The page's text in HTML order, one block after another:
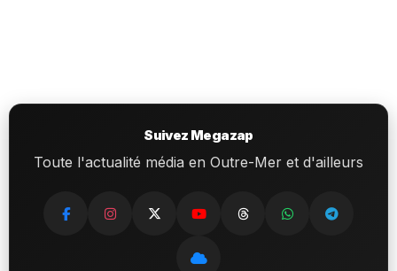
Suivez Megazap
Toute l'actualité média en Outre-Mer et d'ailleurs